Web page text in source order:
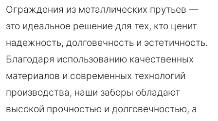
Ограждения из металлических прутьев —
это идеальное решение для тех, кто ценит
надежность, долговечность и эстетичность.
Благодаря использованию качественных
материалов и современных технологий
производства, наши заборы обладают
высокой прочностью и долговечностью, а